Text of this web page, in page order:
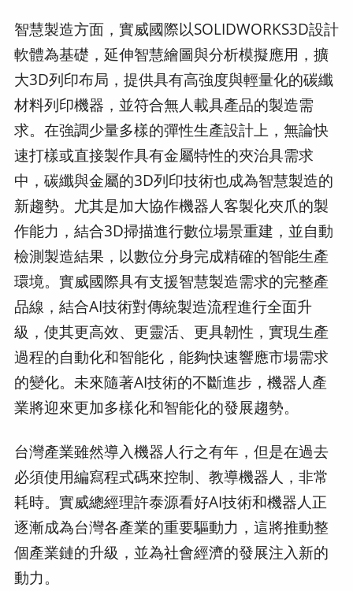
智慧製造方面，實威國際以SOLIDWORKS3D設計
軟體為基礎，延伸智慧繪圖與分析模擬應用，擴
大3D列印布局，提供具有高強度與輕量化的碳纖
材料列印機器，並符合無人載具產品的製造需
求。在強調少量多樣的彈性生產設計上，無論快
速打樣或直接製作具有金屬特性的夾治具需求
中，碳纖與金屬的3D列印技術也成為智慧製造的
新趨勢。尤其是加大協作機器人客製化夾爪的製
作能力，結合3D掃描進行數位場景重建，並自動
檢測製造結果，以數位分身完成精確的智能生產
環境。實威國際具有支援智慧製造需求的完整產
品線，結合AI技術對傳統製造流程進行全面升
級，使其更高效、更靈活、更具韌性，實現生產
過程的自動化和智能化，能夠快速響應市場需求
的變化。未來隨著AI技術的不斷進步，機器人產
業將迎來更加多樣化和智能化的發展趨勢。
台灣產業雖然導入機器人行之有年，但是在過去
必須使用編寫程式碼來控制、教導機器人，非常
耗時。實威總經理許泰源看好AI技術和機器人正
逐漸成為台灣各產業的重要驅動力，這將推動整
個產業鏈的升級，並為社會經濟的發展注入新的
動力。